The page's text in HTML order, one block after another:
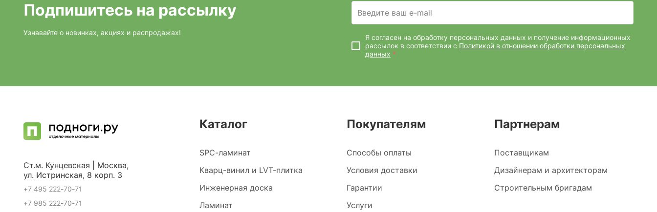
Подпишитесь на рассылку
Узнавайте о новинках, акциях и распродажах!
Введите ваш e-mail
Я согласен на обработку персональных данных и получение информационных
рассылок в соответствии с Политикой в отношении обработки персональных
данных *
Каталог
SPC-ламинат
Кварц-винил и LVT-плитка
Инженерная доска
Ламинат
Покупателям
Способы оплаты
Условия доставки
Гарантии
Услуги
Партнерам
Поставщикам
Дизайнерам и архитекторам
Строительным бригадам
Ст.м. Кунцевская | Москва,
ул. Истринская, 8 корп. 3
+7 495 222-70-71
+7 985 222-70-71